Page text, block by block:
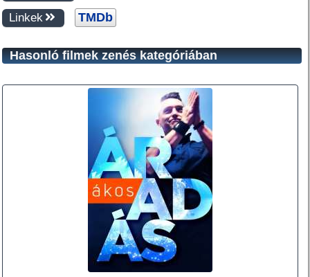
Linkek TMDb
Hasonló filmek zenés kategóriában